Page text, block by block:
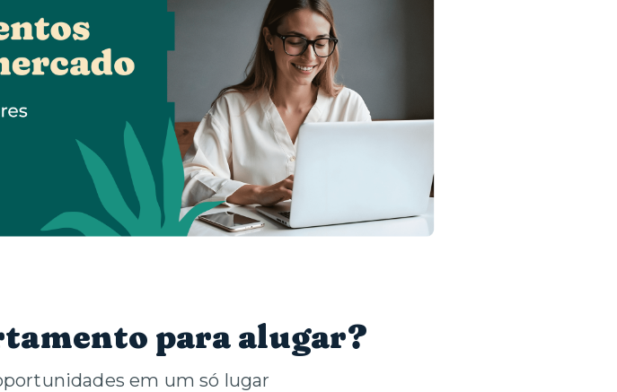
para alugar?
em um só lugar